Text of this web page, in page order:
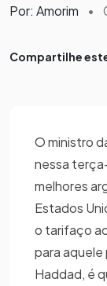
Por: Amorim •
Compartilhe
O ministro
nessa
melhores
Estados
o tarifaço
para aquele
Haddad, é